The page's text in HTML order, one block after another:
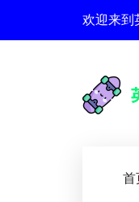
欢迎来到
首